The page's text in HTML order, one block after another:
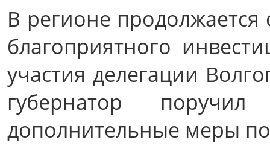
В регионе
благоприятного
участия делегации
губернатор
дополнительные меры